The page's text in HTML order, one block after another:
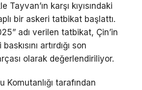
karşı kıyısındaki
bir askeri tatbikat başlattı.
adı verilen tatbikat, Çin’in
artırdığı son
olarak değerlendiriliyor.
Komutanlığı tarafından